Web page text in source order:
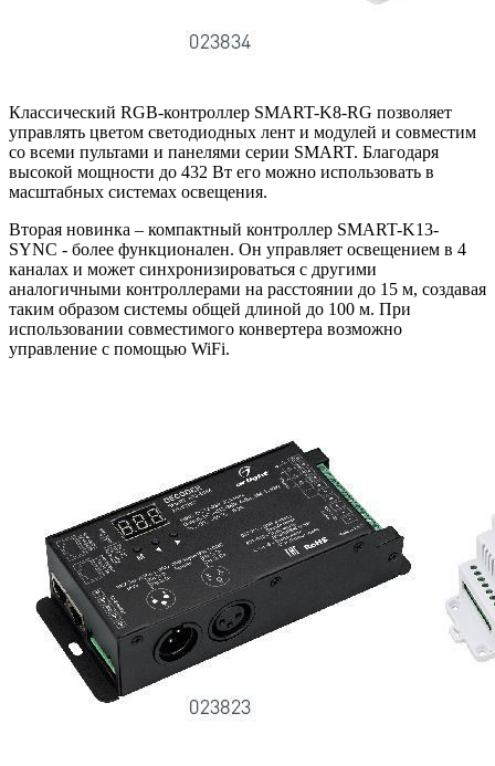
Классический RGB-контроллер SMART-K8-RG позволяет
управлять цветом светодиодных лент и модулей и совместим
со всеми пультами и панелями серии SMART. Благодаря
высокой мощности до 432 Вт его можно использовать в
масштабных системах освещения.
Вторая новинка – компактный контроллер SMART-K13-
SYNC - более функционален. Он управляет освещением в 4
каналах и может синхронизироваться с другими
аналогичными контроллерами на расстоянии до 15 м, создавая
таким образом системы общей длиной до 100 м. При
использовании совместимого конвертера возможно
управление с помощью WiFi.